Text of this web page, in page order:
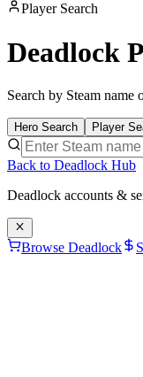
Player Search
Deadlock
Search by Steam name
Hero Search
Player
Back to Deadlock Hub
Deadlock accounts &
Browse Deadlock